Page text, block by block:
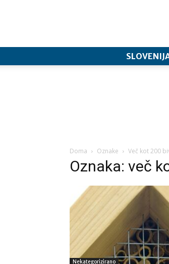
Doma Oznake Več kot 200
Oznaka: več
Nekategorizirano